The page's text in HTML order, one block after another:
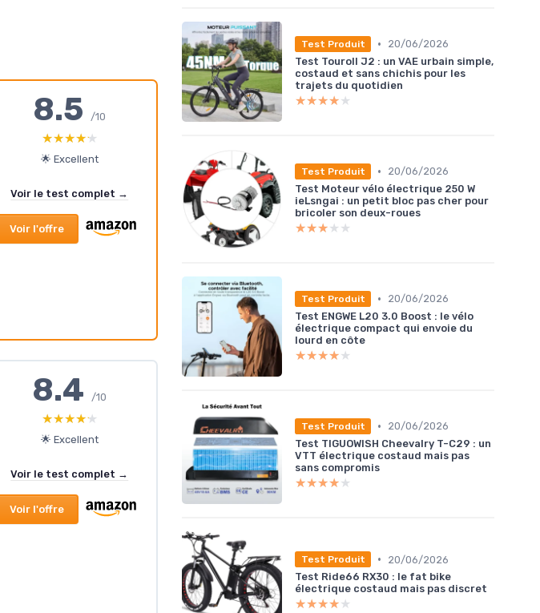
8.5/10
★★★★★
★★★★★
🌟 Excellent
Voir le test complet →
Voir l'offre
8.4/10
★★★★★
★★★★★
🌟 Excellent
Voir le test complet →
Voir l'offre
Test Produit •
20/06/2026
Test Touroll J2 : un VAE urbain simple,
costaud et sans chichis pour les
trajets du quotidien
★★★★★
★★★★★
Test Produit •
20/06/2026
Test Moteur vélo électrique 250 W
ieLsngai : un petit bloc pas cher pour
bricoler son deux-roues
★★★★★
★★★★★
Test Produit •
20/06/2026
Test ENGWE L20 3.0 Boost : le vélo
électrique compact qui envoie du
lourd en côte
★★★★★
★★★★★
Test Produit •
20/06/2026
Test TIGUOWISH Cheevalry T-C29 : un
VTT électrique costaud mais pas
sans compromis
★★★★★
★★★★★
Test Produit •
20/06/2026
Test Ride66 RX30 : le fat bike
électrique costaud mais pas discret
★★★★★
★★★★★